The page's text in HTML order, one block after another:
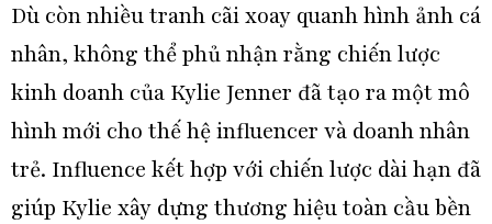
Dù còn nhiều tranh cãi xoay quanh hình ảnh cá
nhân, không thể phủ nhận rằng chiến lược
kinh doanh của Kylie Jenner đã tạo ra một mô
hình mới cho thế hệ influencer và doanh nhân
trẻ. Influence kết hợp với chiến lược dài hạn đã
giúp Kylie xây dựng thương hiệu toàn cầu bền